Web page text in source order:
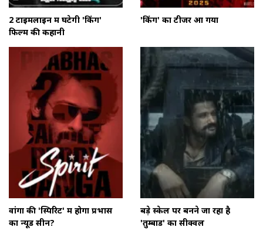
2 टाइमलाइन में घटेगी 'किंग'
फिल्म की कहानी
'किंग' का टीजर आ गया
वांगा की 'स्पिरिट' में होगा प्रभास
का न्यूड सीन?
बड़े स्केल पर बनने जा रहा है
'तुम्बाड' का सीक्वल